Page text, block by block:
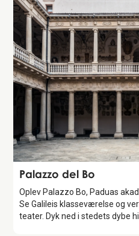
Attraction
Palazzo del Bo
Oplev Palazzo Bo, Paduas
Se Galileis klasseværelse og
teater. Dyk ned i stedets dybe